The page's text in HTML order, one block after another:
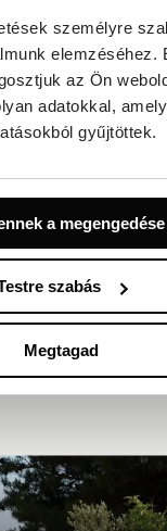
személyre
az Ön
adatokkal,
gyűjtöttek.
a megengedése
szabás
Megtagad
– egy élő
öröksége kel